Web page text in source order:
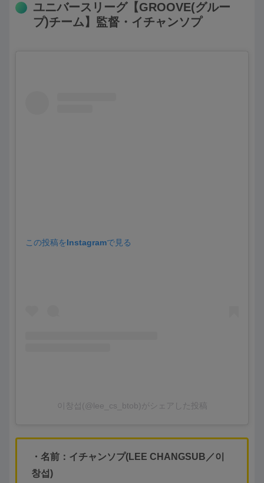
ユニバースリーグ【GROOVE(グルー
プ)チーム】監督・イチャンソプ
この投稿をInstagramで見る
이창섭(@lee_cs_btob)がシェアした投稿
・名前：イチャンソプ(LEE CHANGSUB／이
창섭)